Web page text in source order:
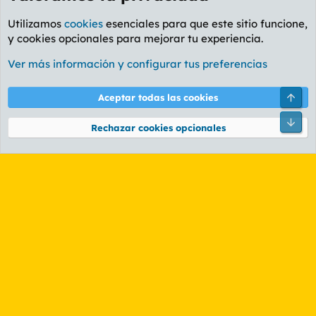
Foro General
Cookies
PL OLDSTYLE AMARILLO
Términos y reglas Política de privacidad Ayuda
Community platform by XenForo® © 2010-2026 XenForo Ltd.
Utilizamos cookies esenciales para que este sitio funcione,
y cookies opcionales para mejorar tu experiencia.
Ver más información y configurar tus preferencias
Aceptar todas las cookies
Rechazar cookies opcionales
Pie